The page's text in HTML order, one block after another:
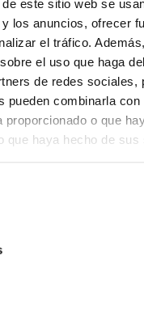
este sitio web se
los anuncios, ofrecer
el tráfico.
el uso que haga
de redes sociales,
pueden combinarla
proporcionado o que
que haya hecho de sus
050_BASES
III SOLICITUD
interesar
INDEFINIDO
GTCAO.PS-2026-
laboral de duración
14/2011, de 1 de junio, de la